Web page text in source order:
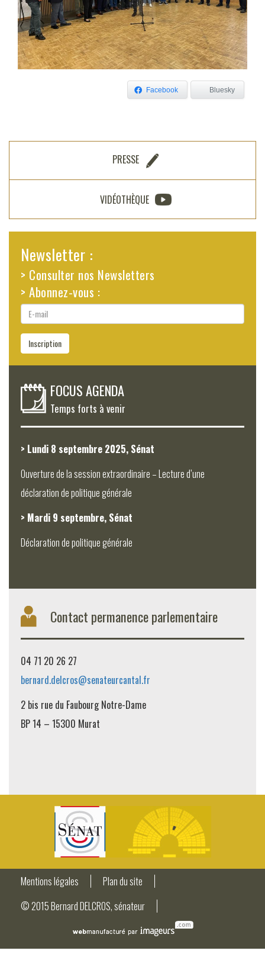
Facebook Bluesky
PRESSE
VIDÉOTHÈQUE
Newsletter :
> Consulter nos Newsletters
> Abonnez-vous :
E-
mail
Inscription
FOCUS AGENDA
Temps forts à venir
> Lundi 8 septembre 2025, Sénat
Ouverture de la session extraordinaire – Lecture d’une
déclaration de politique générale
> Mardi 9 septembre, Sénat
Déclaration de politique générale
Contact permanence parlementaire
04 71 20 26 27
bernard.delcros@senateurcantal.fr
2 bis rue du Faubourg Notre-Dame
BP 14 – 15300 Murat
Mentions légales
Plan du site
© 2015 Bernard DELCROS, sénateur